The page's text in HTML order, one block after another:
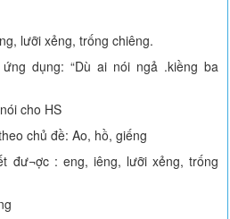
lưỡi xẻng, trống chiêng.
dụng: “Dù ai nói ngả .kiềng ba
cho HS
chủ đề: Ao, hồ, giếng
đư¬ợc : eng, iêng, lưỡi xẻng, trống